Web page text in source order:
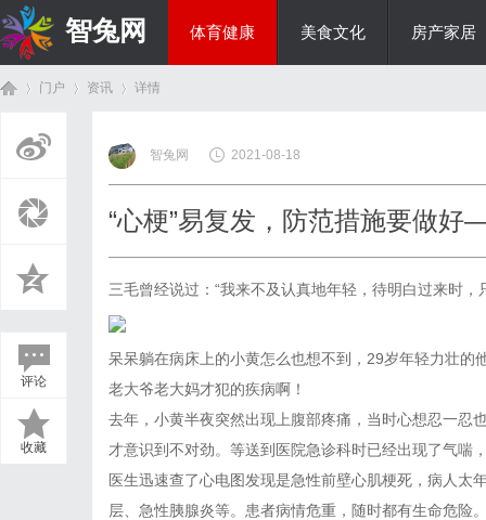
智兔网 体育健康 美食文化 房产家居
门户 资讯
›
详情
评论
收藏
智兔网 2021-08-18
“心梗”易复发，防范措施要做
三毛曾经说过：“我来不及认真地年轻，待明白过来时，
呆呆躺在病床上的小黄怎么也想不到，29岁年轻力壮
老大爷老大妈才犯的疾病啊！
去年，小黄半夜突然出现上腹部疼痛，当时心想忍一忍
才意识到不对劲。等送到医院急诊科时已经出现了气喘
医生迅速查了心电图发现是急性前壁心肌梗死，病人太
层、急性胰腺炎等。患者病情危重，随时都有生命危险